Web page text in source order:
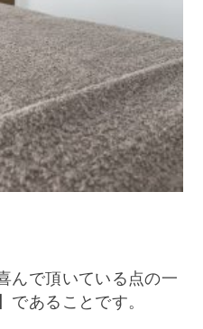
んで頂いている点の一
あることです。